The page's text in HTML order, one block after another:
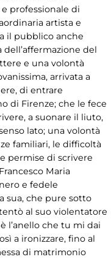
professionale di
artista e
il pubblico anche
del
e una volontà
arrivata a
di entrare
di Firenze; che le fece
a suonare il liuto,
lato; una volontà
familiari, le difficoltà
permise di scrivere
Maria
e fedele
sua, che pure sotto
al suo violentatore
l’anello che tu mi dai
a ironizzare, fino al
di matrimonio